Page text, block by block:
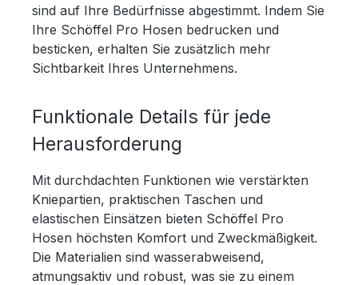
sind auf Ihre Bedürfnisse abgestimmt. Indem Sie
Ihre Schöffel Pro Hosen bedrucken und
besticken, erhalten Sie zusätzlich mehr
Sichtbarkeit Ihres Unternehmens.
Funktionale Details für jede
Herausforderung
Mit durchdachten Funktionen wie verstärkten
Kniepartien, praktischen Taschen und
elastischen Einsätzen bieten Schöffel Pro
Hosen höchsten Komfort und Zweckmäßigkeit.
Die Materialien sind wasserabweisend,
atmungsaktiv und robust, was sie zu einem